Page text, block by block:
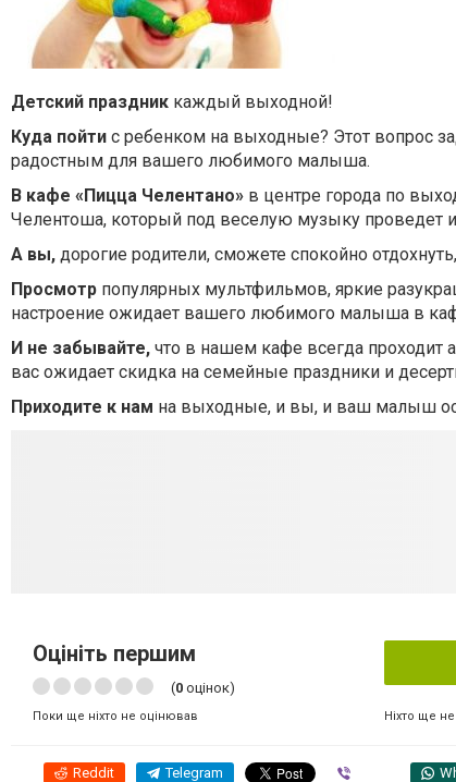
Детский праздник каждый выходной!
Куда пойти с ребенком на выходные? Этот вопрос
радостным для вашего любимого малыша.
В кафе «Пицца Челентано» в центре города по
Челентоша, который под веселую музыку проведет
А вы, дорогие родители, сможете спокойно
Просмотр популярных мультфильмов, яркие
настроение ожидает вашего любимого малыша в
И не забывайте, что в нашем кафе всегда
вас ожидает скидка на семейные праздники и
Приходите к нам на выходные, и вы, и ваш малыш
Оцініть першим
(0 оцінок)
Поки ще ніхто не оцінював Ніхто ще
Reddit Telegram